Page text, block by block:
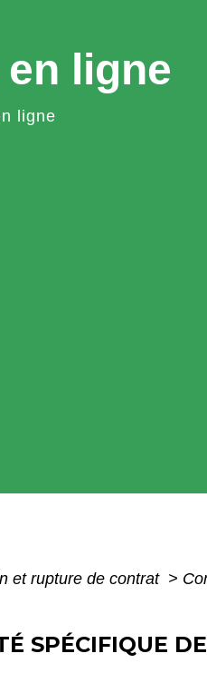
ligne
ligne
et rupture de contrat >
SPÉCIFIQUE